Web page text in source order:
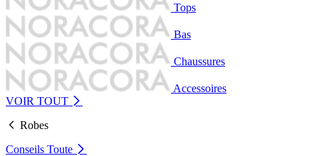
Tops
Bas
Chaussures
Accessoires
VOIR TOUT
Robes
Conseils Toute